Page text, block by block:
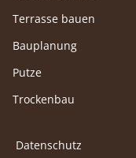
Terrasse bauen
Bauplanung
Putze
Trockenbau
Datenschutz